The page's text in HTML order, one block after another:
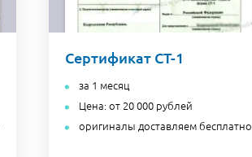
Сертификат СТ-1
за 1 месяц
Цена: от 20 000 рублей
оригиналы доставляем бесплатно